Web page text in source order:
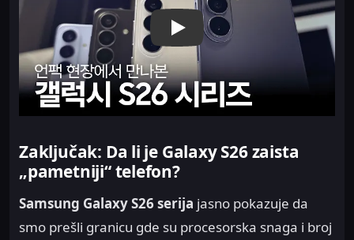
Play
Zaključak: Da li je Galaxy S26 zaista
„pametniji“ telefon?
Samsung Galaxy S26 serija jasno pokazuje da
smo prešli granicu gde su procesorska snaga i broj